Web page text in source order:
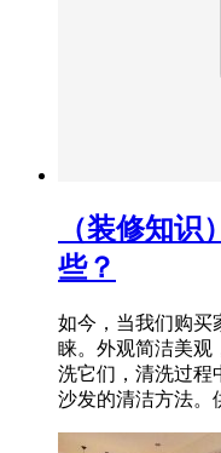
（装修知
些？
如今，当我们购买
睐。外观简洁美观
洗它们，清洗过程
沙发的清洁方法。